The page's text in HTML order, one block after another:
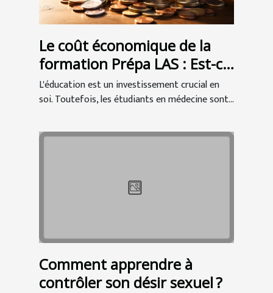
Le coût économique de la
formation Prépa LAS : Est-ce
un bon investissement pour
les étudiants en médecine ?
L'éducation est un investissement crucial en
soi. Toutefois, les étudiants en médecine sont...
Comment apprendre à
contrôler son désir sexuel ?